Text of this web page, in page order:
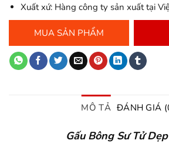
Xuất xứ: Hàng công ty sản xuất tại
MUA SẢN PHẨM
MÔ TẢ ĐÁNH GIÁ
Gấu Bông Sư Tử